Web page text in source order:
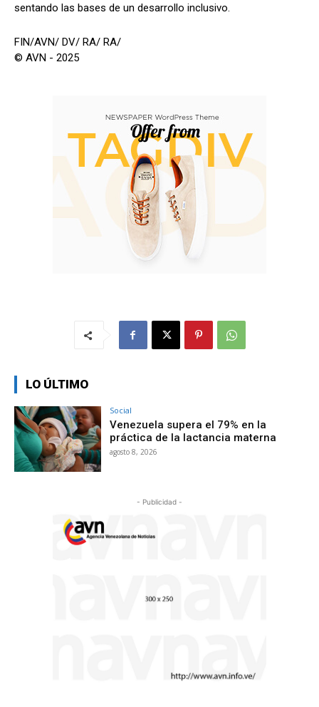
sentando las bases de un desarrollo inclusivo.
FIN/AVN/ DV/ RA/ RA/
© AVN - 2025
LO ÚLTIMO
Social
Venezuela supera el 79% en la
práctica de la lactancia materna
agosto 8, 2026
- Publicidad -